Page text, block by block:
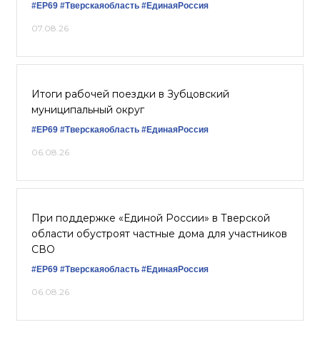
#ЕР69 #Тверскаяобласть #‎ЕдинаяРоссия
07.08.26
Итоги рабочей поездки в Зубцовский
муниципальный округ
#ЕР69 #Тверскаяобласть #ЕдинаяРоссия
06.08.26
При поддержке «Единой России» в Тверской
области обустроят частные дома для участников
СВО
#ЕР69 #Тверскаяобласть #ЕдинаяРоссия
06.08.26